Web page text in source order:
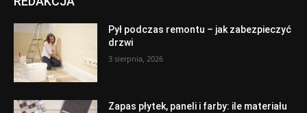
Pył podczas remontu – jak zabezpieczyć
drzwi
3 sierpnia, 2026
Zapas płytek, paneli i farby: ile materiału